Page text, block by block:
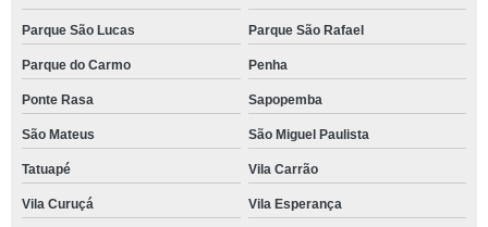
Parque São Lucas Parque São Rafael
Parque do Carmo Penha
Ponte Rasa Sapopemba
São Mateus São Miguel Paulista
Tatuapé Vila Carrão
Vila Curuçá Vila Esperança